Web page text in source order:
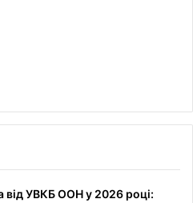
від УВКБ ООН у 2026 році: